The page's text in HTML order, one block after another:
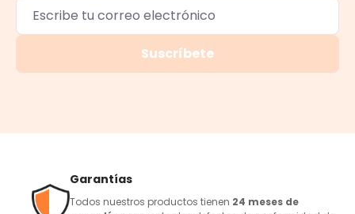
Suscríbete
Garantías
Todos nuestros productos tienen 24 meses de